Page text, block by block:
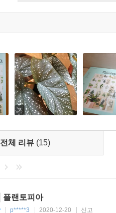
2
전체 리뷰 (15)
플랜토피아
p*****3 2020-12-20 신고